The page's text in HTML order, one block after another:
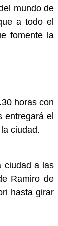
mundo de
a todo el
fomente la
horas con
entregará el
ciudad.
ciudad a las
Ramiro de
hasta girar